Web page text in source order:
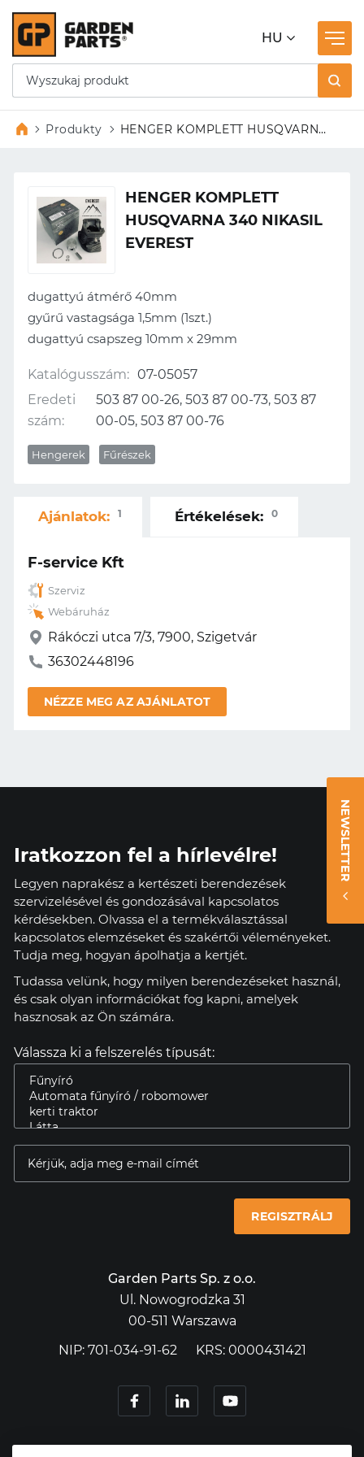
HU
Produkty
HENGER KOMPLETT HUSQVARNA
HENGER KOMPLETT
HUSQVARNA 340 NIKASIL
EVEREST
dugattyú átmérő 40mm
gyűrű vastagsága 1,5mm (1szt.)
dugattyú csapszeg 10mm x 29mm
Katalógusszám: 07-05057
Eredeti
szám:
503 87 00-26, 503 87 00-73, 503 87
00-05, 503 87 00-76
Hengerek Fűrészek
Ajánlatok: 1 Értékelések: 0
F-service Kft
Szerviz
Webáruház
Rákóczi utca 7/3, 7900, Szigetvár
36302448196
NÉZZE MEG AZ AJÁNLATOT
NEWSLETTER
Iratkozzon fel a hírlevélre!
Legyen naprakész a kertészeti berendezések
szervizelésével és gondozásával kapcsolatos
kérdésekben. Olvassa el a termékválasztással
kapcsolatos elemzéseket és szakértői véleményeket.
Tudja meg, hogyan ápolhatja a kertjét.
Tudassa velünk, hogy milyen berendezéseket használ,
és csak olyan információkat fog kapni, amelyek
hasznosak az Ön számára.
Válassza ki a felszerelés típusát:
REGISZTRÁLJ
Garden Parts Sp. z o.o.
Ul. Nowogrodzka 31
00-511 Warszawa
NIP: 701-034-91-62
KRS: 0000431421